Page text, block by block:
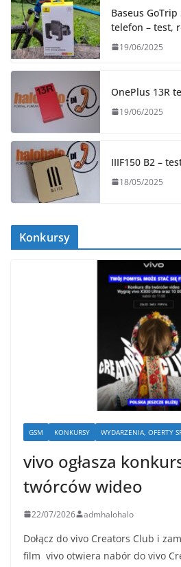
Baseus
telefon – test,
19/06/2025
OnePlus 13R
19/06/2025
IIIF150 B2 –
18/05/2025
Konkursy
GSM KONKURSY WYDARZENIA, OFERTY
vivo ogłasza
twórców wideo
22/07/2026 admhalohalo
Dołącz do vivo Creators Club i
film vivo otwiera nabór do vivo